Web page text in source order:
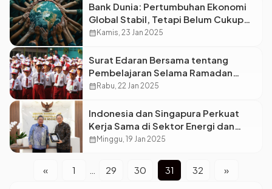
Bank Dunia: Pertumbuhan Ekonomi
Global Stabil, Tetapi Belum Cukup
untuk Atasi Kemiskinan
calendar_month Kamis, 23 Jan 2025
Surat Edaran Bersama tentang
Pembelajaran Selama Ramadan
2025 Diterbitkan: Pembelajaran
Secara Terperinci
calendar_month Rabu, 22 Jan 2025
Indonesia dan Singapura Perkuat
Kerja Sama di Sektor Energi dan
Ketenaga kerjaan
calendar_month Minggu, 19 Jan 2025
« 1 29 30 31 32 »